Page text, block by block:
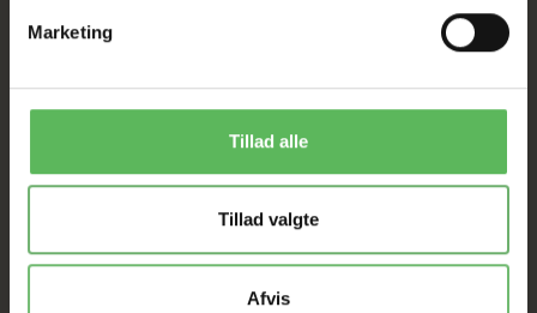
Marketing
Tillad alle
Tillad valgte
Afvis